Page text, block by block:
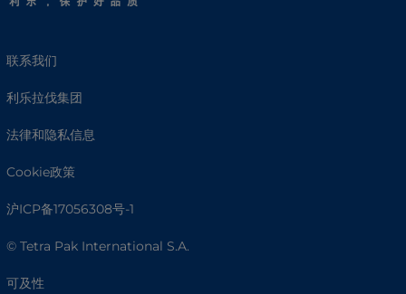
联系我们
利乐拉伐集团
法律和隐私信息
Cookie政策
沪ICP备17056308号-1
© Tetra Pak International S.A.
可及性